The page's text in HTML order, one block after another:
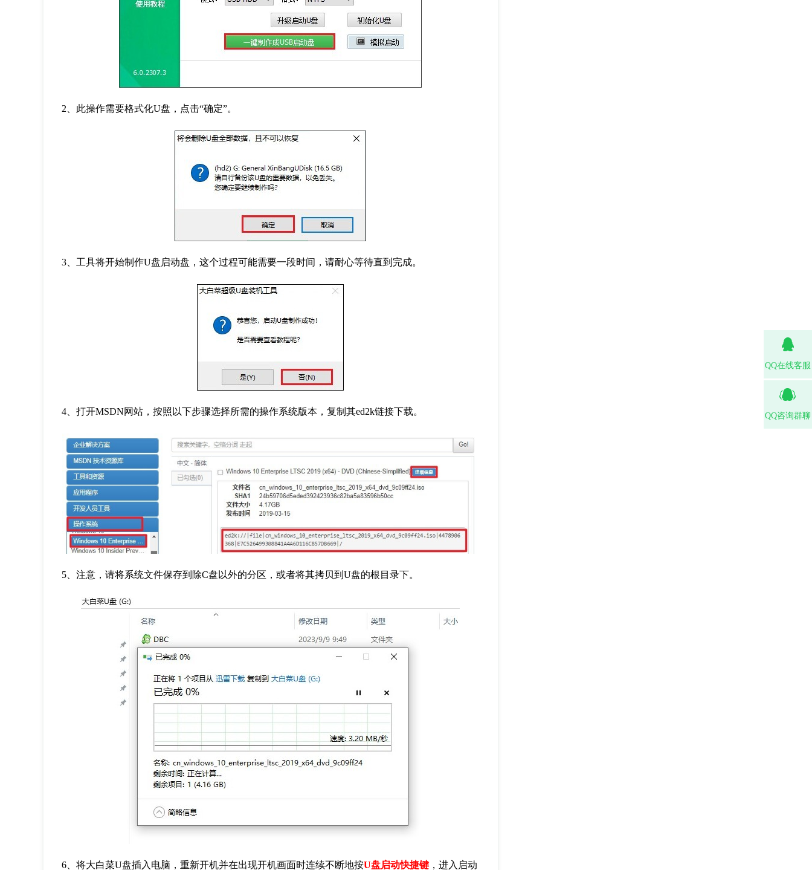
2 、此操作需要格式化U盘，点击“确定”。
3 、工具将开始制作U盘启动盘，这个过程可能需要一段时间，请耐心等待直到完成。
4 、打开MSDN网站，按照以下步骤选择所需的操作系统版本，复制其ed2k链接下载。
5 、注意，请将系统文件保存到除C盘以外的分区，或者将其拷贝到U盘的根目录下。
6 、将大白菜U盘插入电脑，重新开机并在出现开机画面时连续不断地按U盘启动快捷键 ，进入启动
QQ在线客服
QQ咨询群聊